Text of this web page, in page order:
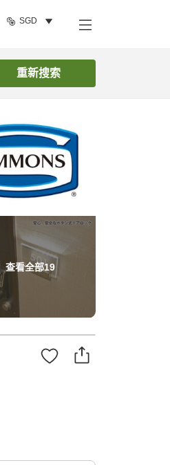
SGD
重新搜索
查看全部19
搜索客房